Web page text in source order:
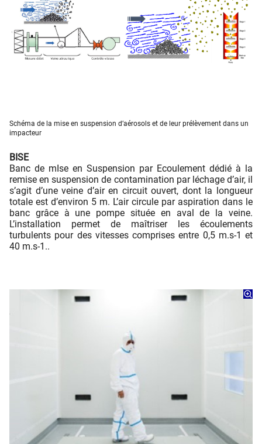
Schéma de la mise en suspension d’aérosols et de leur prélèvement dans un
impacteur
BISE
Banc de mIse en Suspension par Ecoulement dédié à la
remise en suspension de contamination par léchage d’air, il
s’agit d’une veine d’air en circuit ouvert, dont la longueur
totale est d’environ 5 m. L’air circule par aspiration dans le
banc grâce à une pompe située en aval de la veine.
L’installation permet de maîtriser les écoulements
turbulents pour des vitesses comprises entre 0,5 m.s-1 et
40 m.s-1..